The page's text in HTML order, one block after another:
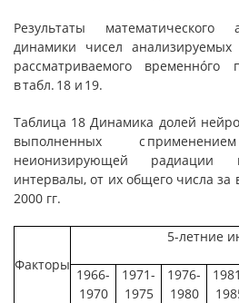
Результаты математического
динамики чисел анализируемых
рассматриваемого временнóго
в табл. 18 и 19.
Таблица 18 Динамика долей
выполненных с
неионизирующей радиации
интервалы, от их общего числа
2000 гг.
Факторы
5-летние
1966-
1970
1971-
1975
1976-
1980